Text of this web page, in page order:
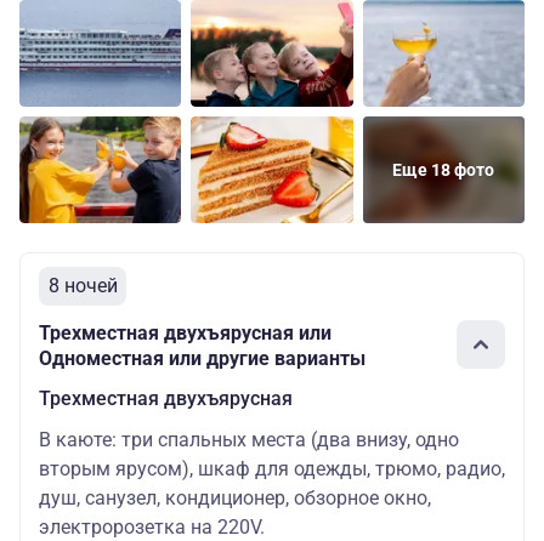
Еще 18 фото
8 ночей
Трехместная двухъярусная или
Одноместная или другие варианты
Трехместная двухъярусная
В каюте: три спальных места (два внизу, одно
вторым ярусом), шкаф для одежды, трюмо, радио,
душ, санузел, кондиционер, обзорное окно,
электророзетка на 220V.